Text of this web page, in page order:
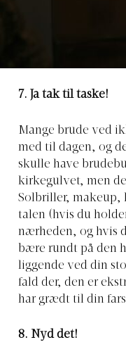
7. Ja tak til taske!
Mange brude ved
med til dagen, og
skulle have
kirkegulvet, men
Solbriller,
talen (hvis du
nærheden, og hvis
bære rundt på den
liggende ved din
fald der, den er
har grædt til din
8. Nyd det!